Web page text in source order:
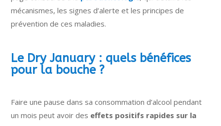
mécanismes, les signes d’alerte et les principes de
prévention de ces maladies.
Le Dry January : quels bénéfices
pour la bouche ?
Faire une pause dans sa consommation d’alcool pendant
un mois peut avoir des effets positifs rapides sur la